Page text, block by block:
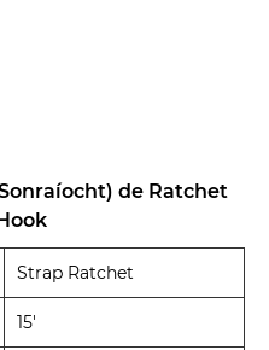
de Ratchet
Strap Ratchet
15'